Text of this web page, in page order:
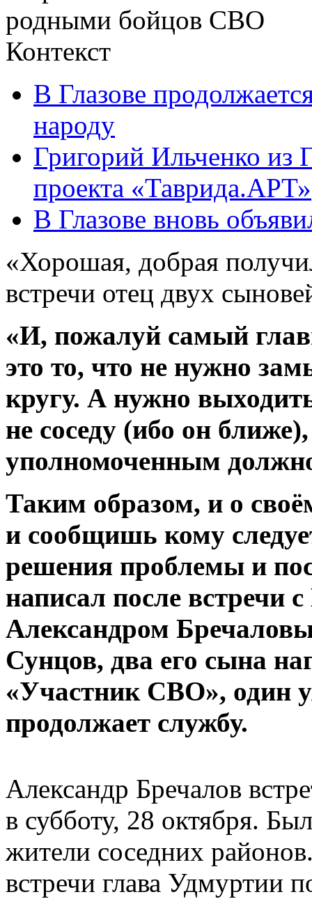
Контекст
В Глазове
народу
Григорий Ильченко из
проекта «Таврида.АРТ»
В Глазове вновь
«Хорошая, добрая
встречи отец двух
«И, пожалуй самый
это то, что не нужно
кругу. А нужно
не соседу (ибо он
уполномоченным
Таким образом, и о
и сообщишь кому
решения проблемы и
написал после встречи
Александром
Сунцов, два его сына
«Участник СВО», один
продолжает службу.
Александр Бречалов
в субботу, 28 октября.
жители соседних
встречи глава Удмуртии